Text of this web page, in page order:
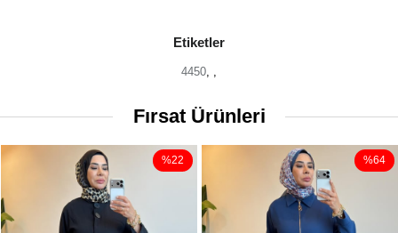
Etiketler
4450, ,
Fırsat Ürünleri
%22 %64